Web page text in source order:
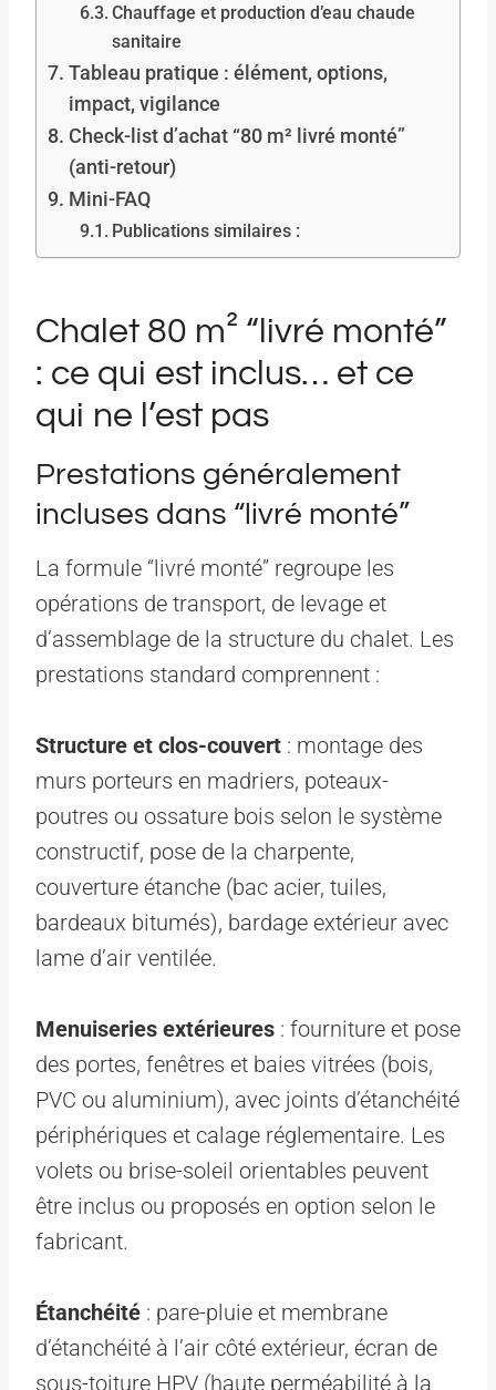
Chauffage et production d’eau chaude
sanitaire
Tableau pratique : élément, options,
impact, vigilance
Check-list d’achat “80 m² livré monté”
(anti-retour)
Mini-FAQ
Publications similaires :
Chalet 80 m² “livré monté”
: ce qui est inclus… et ce
qui ne l’est pas
Prestations généralement
incluses dans “livré monté”
La formule “livré monté” regroupe les
opérations de transport, de levage et
d’assemblage de la structure du chalet. Les
prestations standard comprennent :
Structure et clos-couvert : montage des
murs porteurs en madriers, poteaux-
poutres ou ossature bois selon le système
constructif, pose de la charpente,
couverture étanche (bac acier, tuiles,
bardeaux bitumés), bardage extérieur avec
lame d’air ventilée.
Menuiseries extérieures : fourniture et pose
des portes, fenêtres et baies vitrées (bois,
PVC ou aluminium), avec joints d’étanchéité
périphériques et calage réglementaire. Les
volets ou brise-soleil orientables peuvent
être inclus ou proposés en option selon le
fabricant.
Étanchéité : pare-pluie et membrane
d’étanchéité à l’air côté extérieur, écran de
sous-toiture HPV (haute perméabilité à la